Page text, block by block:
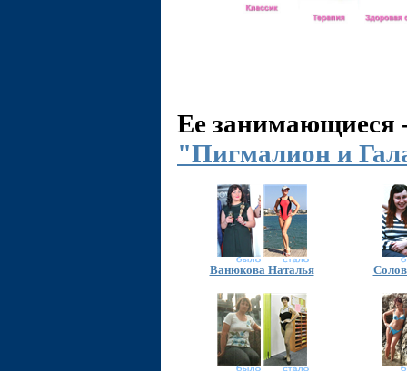
Ее занимающиеся
"Пигмалион и
Ванюкова Наталья